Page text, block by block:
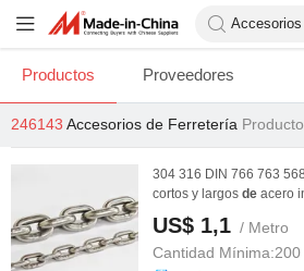
Productos Proveedores
246143 Accesorios de Ferretería
304 316 DIN 766 763
cortos y largos de acero
US$ 1,1 / Metro
Cantidad Mínima: